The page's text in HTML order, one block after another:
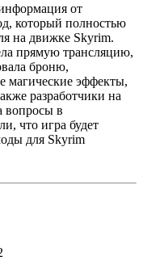
от
который полностью
на движке Skyrim.
прямую трансляцию,
броню,
магические эффекты,
разработчики на
вопросы в
что игра будет
для Skyrim